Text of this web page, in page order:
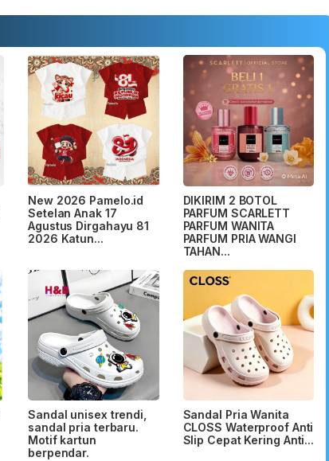
New 2026 Pamelo.id
Setelan Anak 17
Agustus Dirgahayu 81
2026 Katun...
DIKIRIM 2 BOTOL
PARFUM SCARLETT
PARFUM WANITA
PARFUM PRIA WANGI
TAHAN...
Sandal unisex trendi,
sandal pria terbaru.
Motif kartun
berpendar.
Sandal Pria Wanita
CLOSS Waterproof Anti
Slip Cepat Kering Anti...